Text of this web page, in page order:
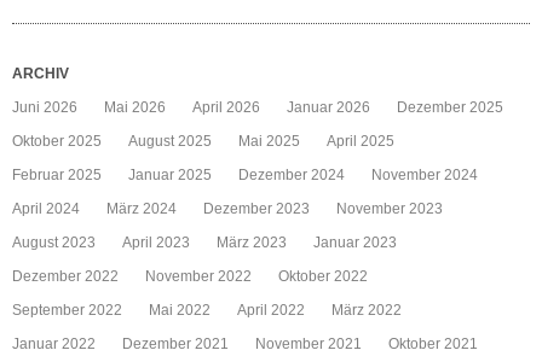
ARCHIV
Juni 2026
Mai 2026 April 2026 Januar 2026
Dezember 2025
Oktober 2025
August 2025 Mai 2025
April 2025
Februar 2025
Januar 2025 Dezember 2024
November 2024
April 2024
März 2024 Dezember 2023
November 2023
August 2023
April 2023 März 2023
Januar 2023
Dezember 2022
November 2022
Oktober 2022
September 2022
Mai 2022 April 2022
März 2022
Januar 2022
Dezember 2021 November 2021
Oktober 2021